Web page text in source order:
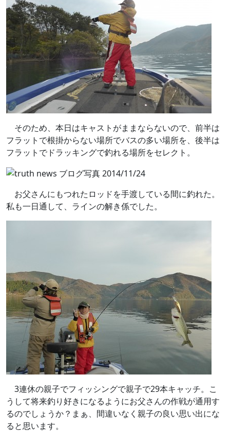
そのため、本日はキャストがままならないので、前半は
フラットで根掛からない場所でバスの多い場所を、後半は
フラットでドラッキングで釣れる場所をセレクト。
お父さんにもつれたロッドを手渡している間に釣れた。
私も一日通して、ラインの解き係でした。
3連休の親子でフィッシングで親子で29本キャッチ。こ
うして将来釣り好きになるようにお父さんの作戦が通用す
るのでしょうか？まぁ、間違いなく親子の良い思い出にな
ると思います。